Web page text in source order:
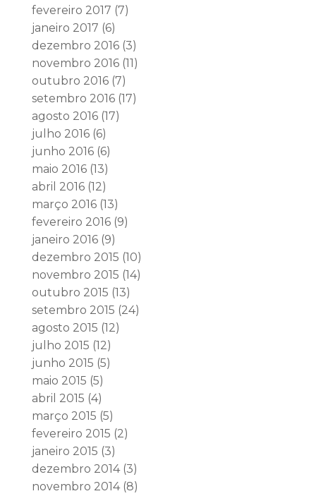
fevereiro 2017 (7)
janeiro 2017 (6)
dezembro 2016(3)
novembro 2016(11)
outubro 2016(7)
setembro 2016(17)
agosto 2016(17)
julho 2016(6)
junho 2016(6)
maio 2016(13)
abril 2016(12)
março 2016(13)
fevereiro 2016(9)
janeiro 2016(9)
dezembro 2015 (10)
novembro 2015 (14)
outubro 2015 (13)
setembro 2015 (24)
agosto 2015 (12)
julho 2015 (12)
junho 2015 (5)
maio 2015 (5)
abril 2015 (4)
março 2015 (5)
fevereiro 2015 (2)
janeiro 2015 (3)
dezembro 2014(3)
novembro 2014(8)